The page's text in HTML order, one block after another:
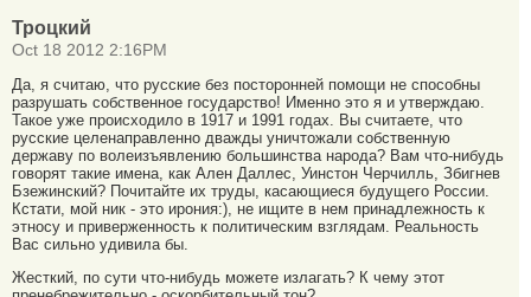
Троцкий
Oct 18 2012 2:16PM
Да, я считаю, что русские без посторонней помощи не способны
разрушать собственное государство! Именно это я и утверждаю.
Такое уже происходило в 1917 и 1991 годах. Вы считаете, что
русские целенаправленно дважды уничтожали собственную
державу по волеизъявлению большинства народа? Вам что-нибудь
говорят такие имена, как Ален Даллес, Уинстон Черчилль, Збигнев
Бзежинский? Почитайте их труды, касающиеся будущего России.
Кстати, мой ник - это ирония:), не ищите в нем принадлежность к
этносу и приверженность к политическим взглядам. Реальность
Вас сильно удивила бы.
Жесткий, по сути что-нибудь можете излагать? К чему этот